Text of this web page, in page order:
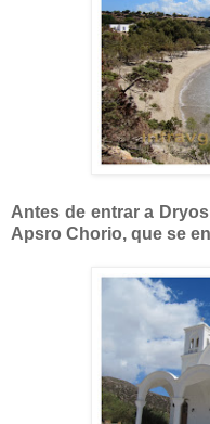
Antes de entrar a
Apsro Chorio, que se